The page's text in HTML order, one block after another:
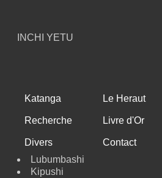
INCHI YETU
Katanga Le Heraut
Recherche Livre d'Or
Divers
Contact
Lubumbashi
Kipushi